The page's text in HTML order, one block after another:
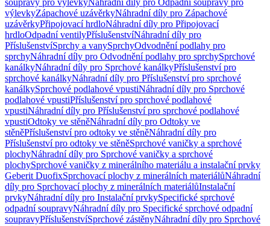
soupravy pro výlevkyNáhradní díly pro Odpadní soupravy pro
výlevkyZápachové uzávěrkyNáhradní díly pro Zápachové
uzávěrkyPřipojovací hrdloNáhradní díly pro Připojovací
hrdloOdpadní ventilyPříslušenstvíNáhradní díly pro
PříslušenstvíSprchy a vanySprchyOdvodnění podlahy pro
sprchyNáhradní díly pro Odvodnění podlahy pro sprchySprchové
kanálkyNáhradní díly pro Sprchové kanálkyPříslušenství pro
sprchové kanálkyNáhradní díly pro Příslušenství pro sprchové
kanálkySprchové podlahové vpustiNáhradní díly pro Sprchové
podlahové vpustiPříslušenství pro sprchové podlahové
vpustiNáhradní díly pro Příslušenství pro sprchové podlahové
vpustiOdtoky ve stěněNáhradní díly pro Odtoky ve
stěněPříslušenství pro odtoky ve stěněNáhradní díly pro
Příslušenství pro odtoky ve stěněSprchové vaničky a sprchové
plochyNáhradní díly pro Sprchové vaničky a sprchové
plochySprchové vaničky z minerálního materiálu a instalační prvky
Geberit DuofixSprchovací plochy z minerálních materiálůNáhradní
díly pro Sprchovací plochy z minerálních materiálůInstalační
prvkyNáhradní díly pro Instalační prvkySpecifické sprchové
odpadní soupravyNáhradní díly pro Specifické sprchové odpadní
soupravyPříslušenstvíSprchové zástěnyNáhradní díly pro Sprchové